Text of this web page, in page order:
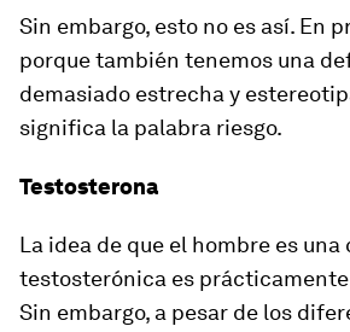
Sin embargo, esto no es así. En
porque también tenemos una
demasiado estrecha y
significa la palabra riesgo.
Testosterona
La idea de que el hombre es una
testosterónica es
Sin embargo, a pesar de los